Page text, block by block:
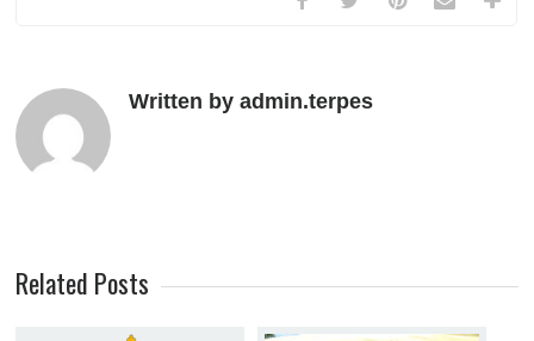
Written by admin.terpes
Related Posts